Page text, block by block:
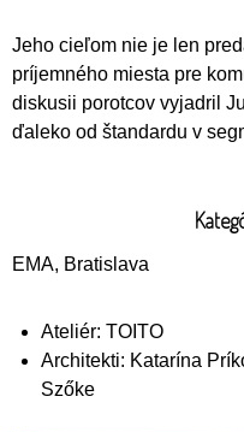
Jeho cieľom nie je len
príjemného miesta pre
diskusii porotcov vyjadril
ďaleko od štandardu v
EMA, Bratislava
Ateliér: TOITO
Architekti: Katarína
Szőke